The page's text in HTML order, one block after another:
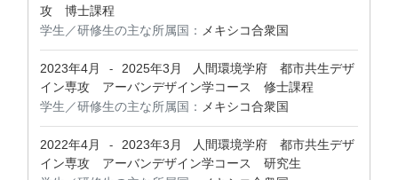
攻 博士課程
学生／研修生の主な所属国：
メキシコ合衆国
2023年4月 - 2025年3月
人間環境学府 都市共生デザ
イン専攻 アーバンデザイン学コース 修士課程
学生／研修生の主な所属国：
メキシコ合衆国
2022年4月 - 2023年3月
人間環境学府 都市共生デザ
イン専攻 アーバンデザイン学コース 研究生